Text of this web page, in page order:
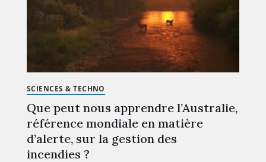
SCIENCES & TECHNO
Que peut nous apprendre l’Australie,
référence mondiale en matière
d’alerte, sur la gestion des
incendies ?